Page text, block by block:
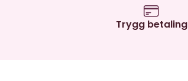
Trygg betaling